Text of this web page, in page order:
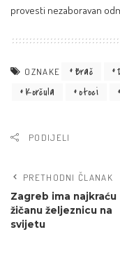
provesti nezaboravan
OZNAKE Brač
Korčula
otoci
PODIJELI
PRETHODNI ČLANAK
Zagreb ima najkraću
žičanu željeznicu na
svijetu